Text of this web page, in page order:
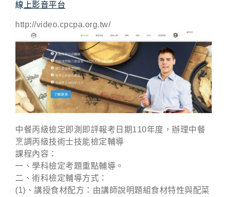
線 上影音平台
http://video.cpcpa.org.tw/
中餐丙級檢定即測即評報考日期110年度， 辦理中餐
烹調丙級技術士技能檢定輔導
課程內容：
一、學科檢定考題重點輔導。
二、術科檢定輔導方式：
(1)、講授食材配方：由講師說明題組食材特性與配菜